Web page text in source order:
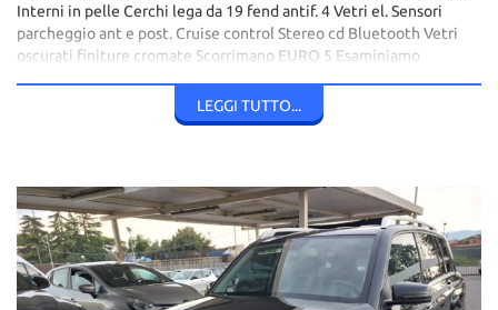
Interni in pelle Cerchi lega da 19 fend antif. 4 Vetri el. Sensori
parcheggio ant e post. Cruise control Stereo cd Bluetooth Vetri
oscurati finiture cromate Scorrimano EURO 5 Esaminiamo
tiburtina al km 21,800 tivoli terme(bagni di tivoli) telefono
0774532388 0774378915 335369636 3357402341 Si consiglia di
allestimento optional di serie e non.
LEGGI TUTTO...